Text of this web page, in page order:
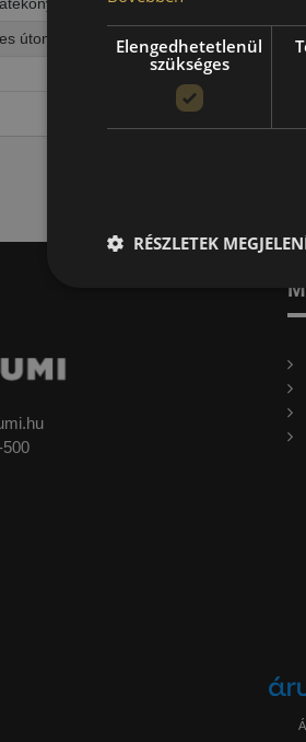
úton
Elengedhetetlenül
szükséges
RÉSZLETEK